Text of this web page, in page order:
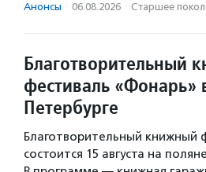
Анонсы · 06.08.2026 · Старшее
Благотворительный
фестиваль «Фонарь»
Петербурге
Благотворительный книжный
состоится 15 августа на